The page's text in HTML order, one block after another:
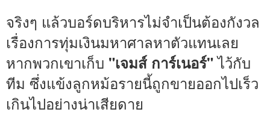
จริงๆ แล้วบอร์ดบริหารไม่จำเป็นต้องกังวล
เรื่องการทุ่มเงินมหาศาลหาตัวแทนเลย
หากพวกเขาเก็บ "เจมส์ การ์เนอร์"ไว้กับ
ทีม ซึ่งแข้งลูกหม้อรายนี้ถูกขายออกไปเร็ว
เกินไปอย่างน่าเสียดาย